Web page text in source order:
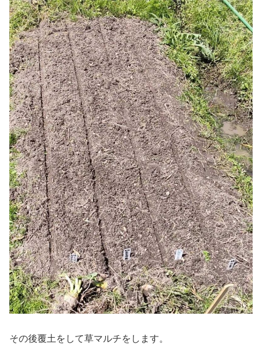
その後覆土をして草マルチをします。